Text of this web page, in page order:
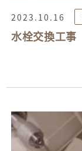
2023.10.16
水栓交換工事